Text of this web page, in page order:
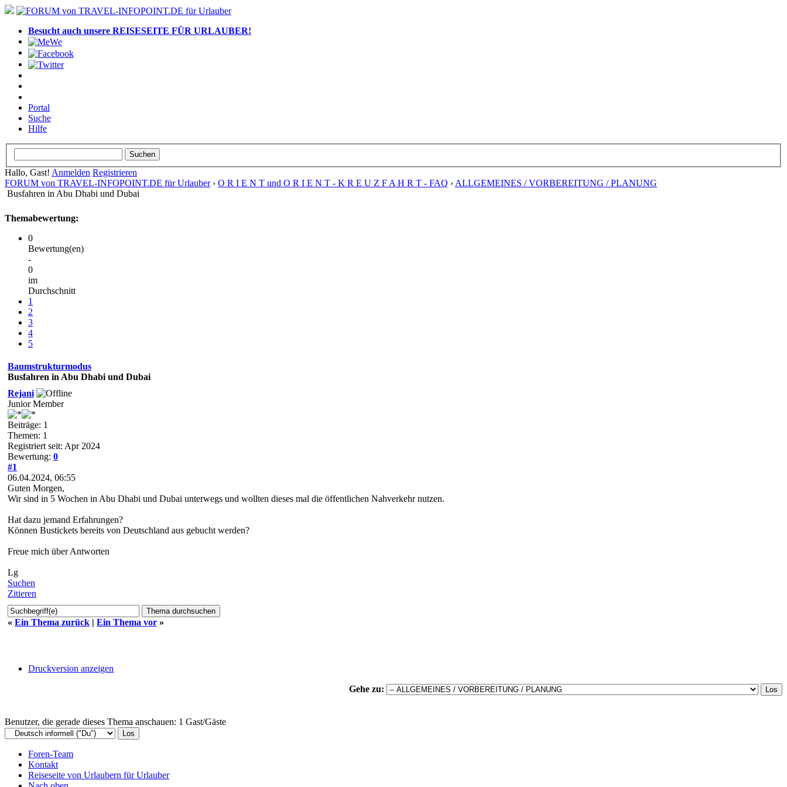
Besucht auch unsere REISESEITE FÜR URLAUBER!
Portal
Suche
Hilfe
Hallo, Gast! Anmelden Registrieren
FORUM von TRAVEL-INFOPOINT.DE für Urlauber› O R I E N T und O R I E N T - K R E U Z F A H R T - FAQ › ALLGEMEINES / VORBEREITUNG / PLANUNG
Busfahren in Abu Dhabi und Dubai
Themabewertung:
0
Bewertung(en)
-
0
im
Durchschnitt
1
2
3
4
5
Baumstrukturmodus
Busfahren in Abu Dhabi und Dubai
Rejani
Junior Member
Beiträge: 1
Themen: 1
Registriert seit: Apr 2024
Bewertung: 0
#1
06.04.2024, 06:55
Guten Morgen,
Wir sind in 5 Wochen in Abu Dhabi und Dubai unterwegs und wollten dieses mal die öffentlichen Nahverkehr nutzen.
Hat dazu jemand Erfahrungen?
Können Bustickets bereits von Deutschland aus gebucht werden?
Freue mich über Antworten
Lg
Suchen
Zitieren
« Ein Thema zurück | Ein Thema vor »
Druckversion anzeigen
Gehe zu:
Benutzer, die gerade dieses Thema anschauen: 1 Gast/Gäste
Foren-Team
Kontakt
Reiseseite von Urlaubern für Urlauber